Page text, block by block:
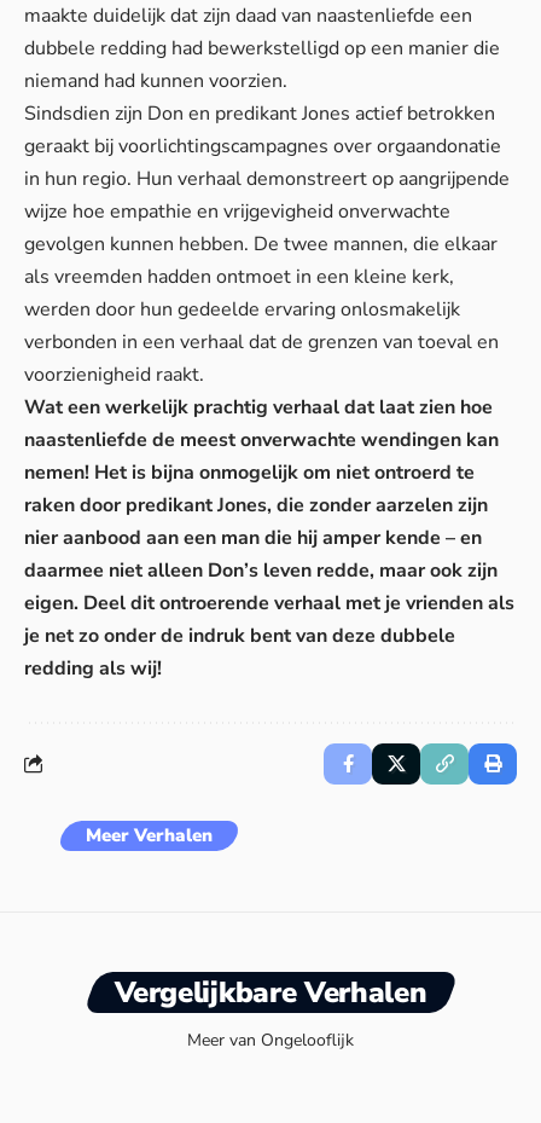
maakte duidelijk dat zijn daad van naastenliefde een
dubbele redding had bewerkstelligd op een manier die
niemand had kunnen voorzien.
Sindsdien zijn Don en predikant Jones actief betrokken
geraakt bij voorlichtingscampagnes over orgaandonatie
in hun regio. Hun verhaal demonstreert op aangrijpende
wijze hoe empathie en vrijgevigheid onverwachte
gevolgen kunnen hebben. De twee mannen, die elkaar
als vreemden hadden ontmoet in een kleine kerk,
werden door hun gedeelde ervaring onlosmakelijk
verbonden in een verhaal dat de grenzen van toeval en
voorzienigheid raakt.
Wat een werkelijk prachtig verhaal dat laat zien hoe
naastenliefde de meest onverwachte wendingen kan
nemen! Het is bijna onmogelijk om niet ontroerd te
raken door predikant Jones, die zonder aarzelen zijn
nier aanbood aan een man die hij amper kende – en
daarmee niet alleen Don’s leven redde, maar ook zijn
eigen. Deel dit ontroerende verhaal met je vrienden als
je net zo onder de indruk bent van deze dubbele
redding als wij!
Meer Verhalen
Vergelijkbare Verhalen
Meer van Ongelooflijk